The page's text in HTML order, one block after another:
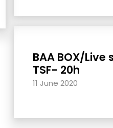
BAA BOX/Live
TSF- 20h
11 June 2020